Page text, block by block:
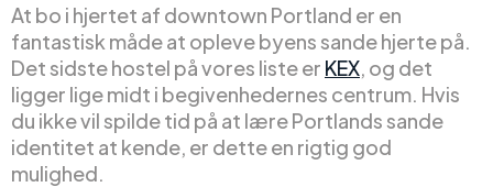
At bo i hjertet af downtown Portland er en
fantastisk måde at opleve byens sande hjerte på.
Det sidste hostel på vores liste er KEX, og det
ligger lige midt i begivenhedernes centrum. Hvis
du ikke vil spilde tid på at lære Portlands sande
identitet at kende, er dette en rigtig god
mulighed.